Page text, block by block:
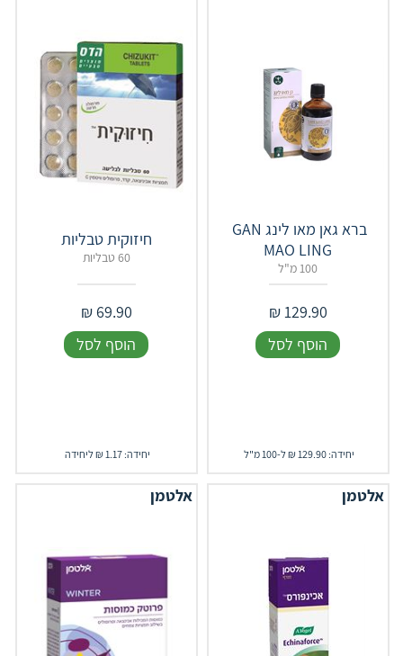
ברא גאן מאו לינג ‎ ‎GAN‎
‎MAO‎ ‎LING
100 מ"ל
129.90
₪
הוסף לסל
יחידה: 129.90 ₪ ל-100 מ"ל
חיזוקית טבליות
60 טבליות
69.90
₪
הוסף לסל
יחידה: 1.17 ₪ ליחידה
אלטמן אלטמן